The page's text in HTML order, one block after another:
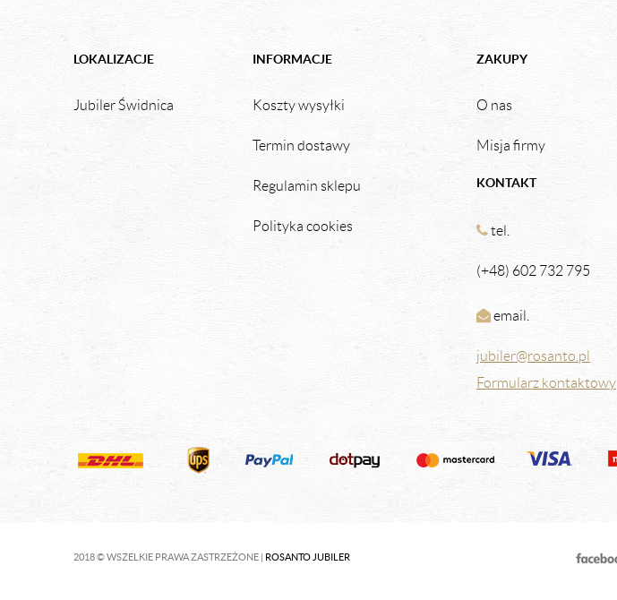
LOKALIZACJE
Jubiler Świdnica
INFORMACJE
Koszty wysyłki
Termin dostawy
Regulamin sklepu
Polityka cookies
ZAKUPY
O nas
Misja firmy
KONTAKT
tel.
(+48) 602 732 795
email.
jubiler@rosanto.pl
Formularz kontaktowy
2018 © WSZELKIE PRAWA ZASTRZEŻONE | ROSANTO JUBILER